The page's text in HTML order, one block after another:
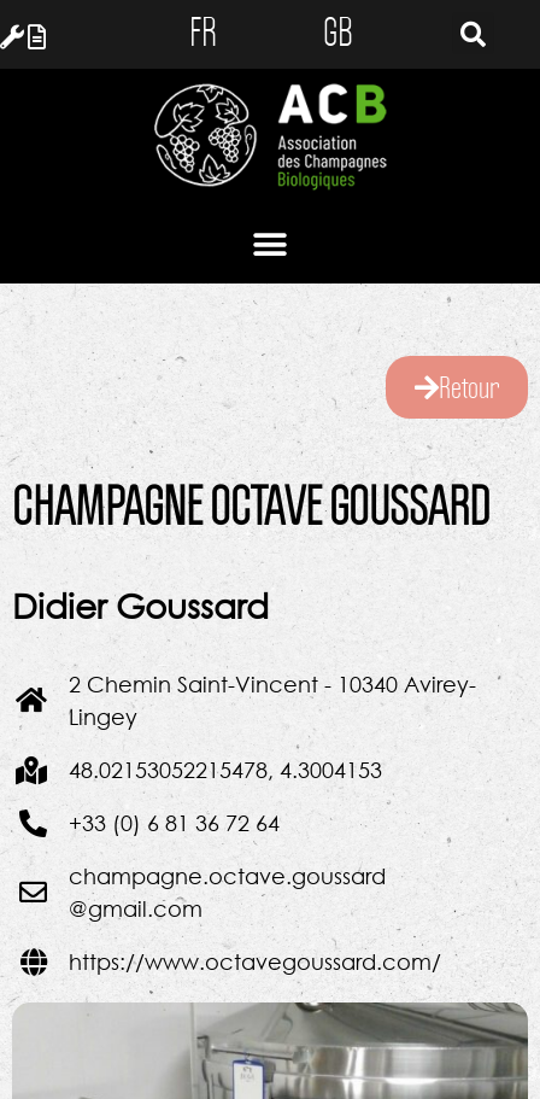
FR GB
Retour
CHAMPAGNE OCTAVE GOUSSARD
Didier Goussard
2 Chemin Saint-Vincent - 10340 Avirey-
Lingey
48.02153052215478, 4.3004153
+33 (0) 6 81 36 72 64
champagne.octave.goussard
@gmail.com
https://www.octavegoussard.com/